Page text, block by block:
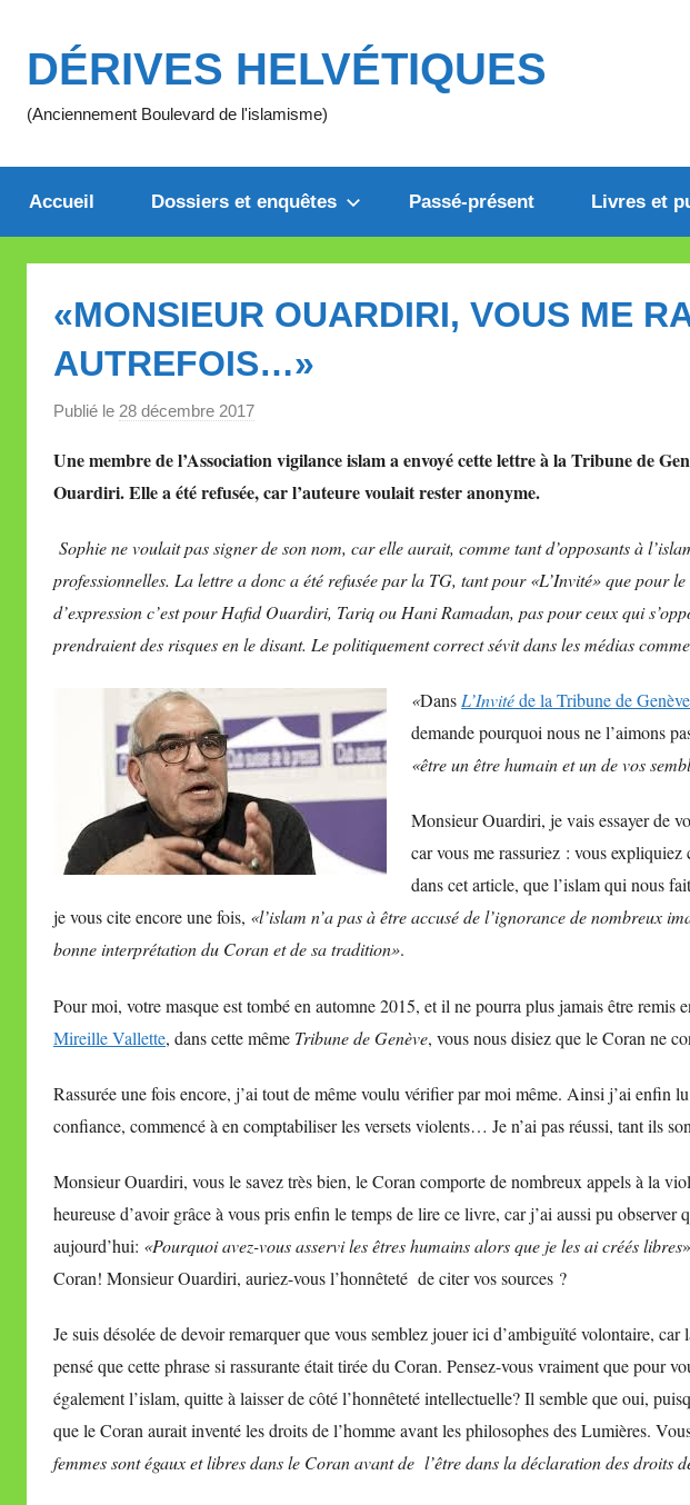
contenu
DÉRIVES HELVÉTIQUES
(Anciennement Boulevard de l'islamisme)
Accueil Dossiers et enquêtes Passé-présent Livres et
«MONSIEUR OUARDIRI, VOUS ME
AUTREFOIS…»
Publié le 28 décembre 2017
r
M
r
e
i
l
V
a
l
e
t
Une membre de l’Association vigilance islam a envoyé cette lettre à la Tribune de
Ouardiri. Elle a été refusée, car l’auteure voulait rester anonyme.
Sophie ne voulait pas signer de son nom, car elle aurait, comme tant d’opposants à
professionnelles. La lettre a donc a été refusée par la TG, tant pour «L’Invité» que pour
d’expression c’est pour Hafid Ouardiri, Tariq ou Hani Ramadan, pas pour ceux qui
prendraient des risques en le disant. Le politiquement correct sévit dans les médias
«Dans L’Invitéde la Tribune de Genève
demande pourquoi nous ne l’aimons
«être un être humain et un de vos
Monsieur Ouardiri, je vais essayer de
car vous me rassuriez : vous
dans cet article, que l’islam qui nous
je vous cite encore une fois, «l’islam n’a pas à être accusé de l’ignorance de nombreux
bonne interprétation du Coran et de sa tradition».
Pour moi, votre masque est tombé en automne 2015, et il ne pourra plus jamais être remis
Mireille Vallette, dans cette même Tribune de Genève, vous nous disiez que le Coran ne
Rassurée une fois encore, j’ai tout de même voulu vérifier par moi même. Ainsi j’ai enfin
confiance, commencé à en comptabiliser les versets violents… Je n’ai pas réussi, tant ils
Monsieur Ouardiri, vous le savez très bien, le Coran comporte de nombreux appels à la
heureuse d’avoir grâce à vous pris enfin le temps de lire ce livre, car j’ai aussi pu observer
aujourd’hui: «Pourquoi avez-vous asservi les êtres humains alors que je les ai créés libres
Coran! Monsieur Ouardiri, auriez-vous l’honnêteté de citer vos sources ?
Je suis désolée de devoir remarquer que vous semblez jouer ici d’ambiguïté volontaire,
pensé que cette phrase si rassurante était tirée du Coran. Pensez-vous vraiment que pour
également l’islam, quitte à laisser de côté l’honnêteté intellectuelle? Il semble que oui,
que le Coran aurait inventé les droits de l’homme avant les philosophes des Lumières.
femmes sont égaux et libres dans le Coran avant de l’être dans la déclaration des droits